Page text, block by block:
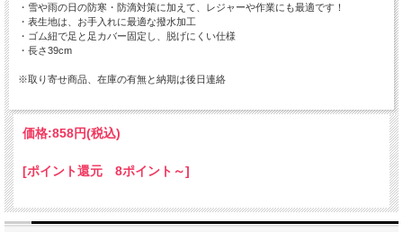
・雪や雨の日の防寒・防滴対策に加えて、レジャーや作業にも最適です！
・表生地は、お手入れに最適な撥水加工
・ゴム紐で足と足カバー固定し、脱げにくい仕様
・長さ39cm
※取り寄せ商品、在庫の有無と納期は後日連絡
価格:858円(税込)
[ポイント還元 8ポイント～]